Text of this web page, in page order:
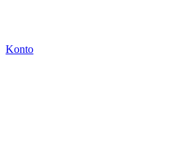
Konto